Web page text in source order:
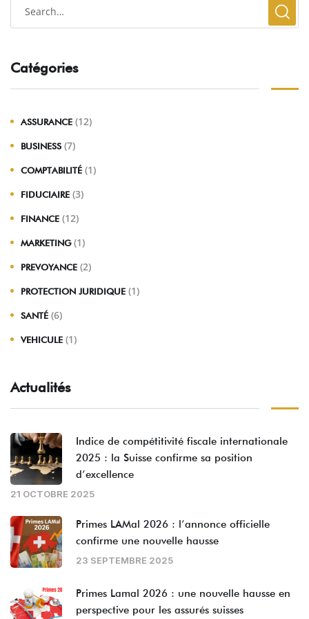
Catégories
ASSURANCE (12)
BUSINESS (7)
COMPTABILITÉ (1)
FIDUCIAIRE (3)
FINANCE (12)
MARKETING (1)
PREVOYANCE (2)
PROTECTION JURIDIQUE (1)
SANTÉ (6)
VEHICULE (1)
Actualités
Indice de compétitivité fiscale internationale
2025 : la Suisse confirme sa position
d’excellence
21 OCTOBRE 2025
Primes LAMal 2026 : l’annonce officielle
confirme une nouvelle hausse
23 SEPTEMBRE 2025
Primes Lamal 2026 : une nouvelle hausse en
perspective pour les assurés suisses